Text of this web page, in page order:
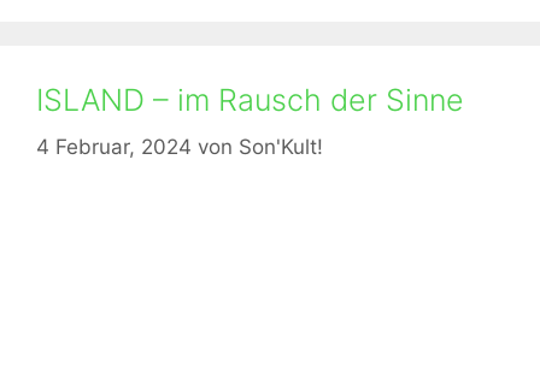
ISLAND – im Rausch der Sinne
4 Februar, 2024 von Son'Kult!